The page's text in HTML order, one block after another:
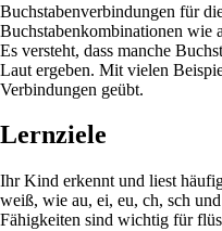
Buchstabenverbindungen für
Buchstabenkombinationen wie
Es versteht, dass manche
Laut ergeben. Mit vielen
Verbindungen geübt.
Lernziele
Ihr Kind erkennt und liest
weiß, wie au, ei, eu, ch, sch
Fähigkeiten sind wichtig für